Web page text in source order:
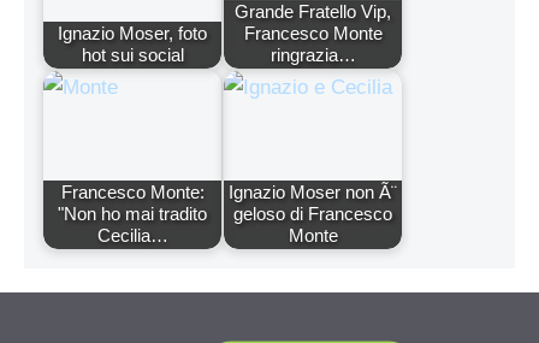
Ignazio Moser, foto
hot sui social
Grande Fratello Vip,
Francesco Monte
ringrazia…
Francesco Monte:
"Non ho mai tradito
Cecilia…
Ignazio Moser non Ã¨
geloso di Francesco
Monte